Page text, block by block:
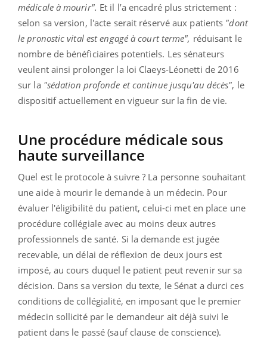
médicale à mourir". Et il l’a encadré plus strictement :
selon sa version, l'acte serait réservé aux patients "dont
le pronostic vital est engagé à court terme", réduisant le
nombre de bénéficiaires potentiels. Les sénateurs
veulent ainsi prolonger la loi Claeys-Léonetti de 2016
sur la "sédation profonde et continue jusqu'au décès", le
dispositif actuellement en vigueur sur la fin de vie.
Une procédure médicale sous
haute surveillance
Quel est le protocole à suivre ? La personne souhaitant
une aide à mourir le demande à un médecin. Pour
évaluer l'éligibilité du patient, celui-ci met en place une
procédure collégiale avec au moins deux autres
professionnels de santé. Si la demande est jugée
recevable, un délai de réflexion de deux jours est
imposé, au cours duquel le patient peut revenir sur sa
décision. Dans sa version du texte, le Sénat a durci ces
conditions de collégialité, en imposant que le premier
médecin sollicité par le demandeur ait déjà suivi le
patient dans le passé (sauf clause de conscience).